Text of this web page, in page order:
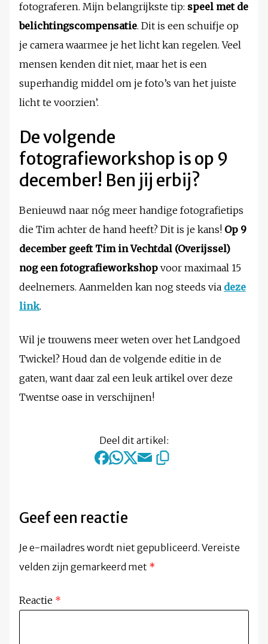
fotograferen. Mijn belangrijkste tip: speel met de
belichtingscompensatie. Dit is een schuifje op
je camera waarmee je het licht kan regelen. Veel
mensen kenden dit niet, maar het is een
superhandig middel om je foto’s van het juiste
licht te voorzien’.
De volgende
fotografieworkshop is op 9
december! Ben jij erbij?
Benieuwd naar nóg meer handige fotografietips
die Tim achter de hand heeft? Dit is je kans! Op 9
december geeft Tim in Vechtdal (Overijssel)
nog een fotografieworkshop voor maximaal 15
deelnemers. Aanmelden kan nog steeds via deze
link.
Wil je trouwens meer weten over het Landgoed
Twickel? Houd dan de volgende editie in de
gaten, want daar zal een leuk artikel over deze
Twentse oase in verschijnen!
Deel dit artikel:
Geef een reactie
Je e-mailadres wordt niet gepubliceerd. Vereiste
velden zijn gemarkeerd met *
Reactie *